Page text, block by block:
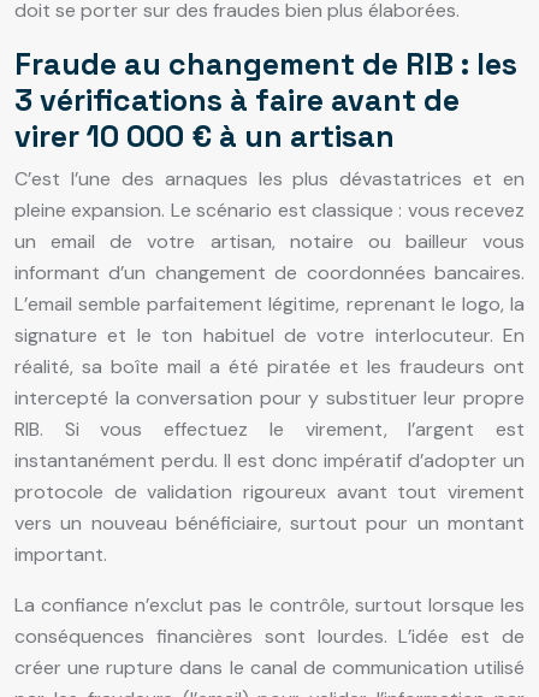
doit se porter sur des fraudes bien plus élaborées.
Fraude au changement de RIB : les
3 vérifications à faire avant de
virer 10 000 € à un artisan
C’est l’une des arnaques les plus dévastatrices et en
pleine expansion. Le scénario est classique : vous recevez
un email de votre artisan, notaire ou bailleur vous
informant d’un changement de coordonnées bancaires.
L’email semble parfaitement légitime, reprenant le logo, la
signature et le ton habituel de votre interlocuteur. En
réalité, sa boîte mail a été piratée et les fraudeurs ont
intercepté la conversation pour y substituer leur propre
RIB. Si vous effectuez le virement, l’argent est
instantanément perdu. Il est donc impératif d’adopter un
protocole de validation rigoureux avant tout virement
vers un nouveau bénéficiaire, surtout pour un montant
important.
La confiance n’exclut pas le contrôle, surtout lorsque les
conséquences financières sont lourdes. L’idée est de
créer une rupture dans le canal de communication utilisé